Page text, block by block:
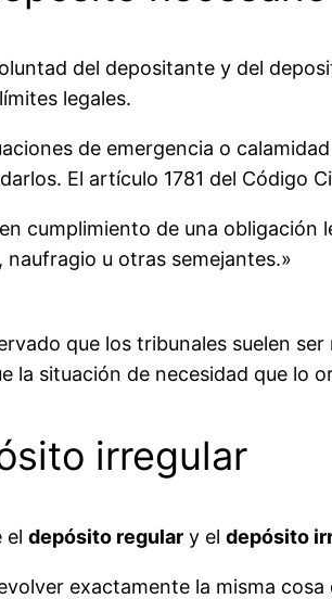
del depositante y del
legales.
de emergencia o
El artículo 1781 del Código
cumplimiento de una
u otras semejantes.»
que los tribunales suelen
la situación de necesidad que lo
irregular
el depósito regular y el depósito
exactamente la misma